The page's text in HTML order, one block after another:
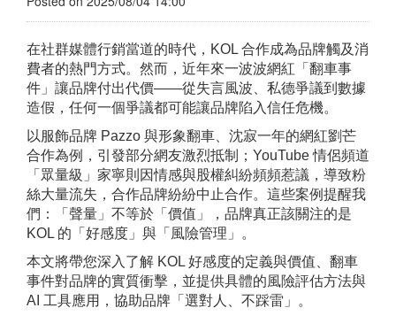
在社群媒體行銷當道的時代，KOL 合作成為品牌觸及消
費者的熱門方式。然而，近年來一波波網紅「翻車事
件」讓品牌付出代價——從失言風波、私德爭議到數據
造假，任何一個爭議都可能讓品牌陷入信任危機。
以服飾品牌 Pazzo 與形象翻車、沈寂一年的網紅劉芒
合作為例，引發部分網友激烈抵制；YouTube 情侶頻道
「眾量級」家寧則因情感與股權糾紛頻頻惹議，導致粉
絲大量流失，合作品牌紛紛中止合作。這些案例提醒我
們：「聲量」不等於「價值」，品牌真正該關注的是
KOL 的「好感度」與「風險管理」。
本文將帶您深入了解 KOL 好感度的定義與價值、翻車
事件對品牌的實質衝擊，並提供具體的風險評估方法與
AI 工具應用，協助品牌「選對人、不踩雷」。